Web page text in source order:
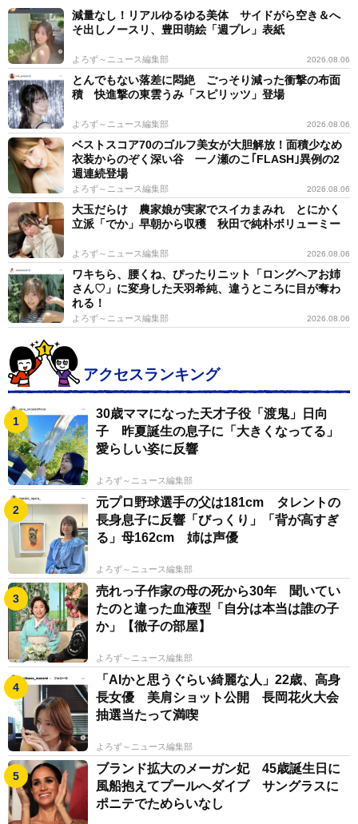
減量なし！リアルゆるゆる美体 サイドがら空き＆へ
そ出しノースリ、豊田萌絵「週プレ」表紙
よろず～ニュース編集部 2026.08.06
とんでもない落差に悶絶 ごっそり減った衝撃の布面
積 快進撃の東雲うみ「スピリッツ」登場
よろず～ニュース編集部 2026.08.06
ベストスコア70のゴルフ美女が大胆解放！面積少なめ
衣装からのぞく深い谷 一ノ瀬のこ｢FLASH｣異例の2
週連続登場
よろず～ニュース編集部 2026.08.06
大玉だらけ 農家娘が実家でスイカまみれ とにかく
立派「でか」早朝から収穫 秋田で純朴ボリューミー
よろず～ニュース編集部 2026.08.06
ワキちら、腰くね、ぴったりニット「ロングヘアお姉
さん♡」に変身した天羽希純、違うところに目が奪わ
れる！
よろず～ニュース編集部 2026.08.06
アクセスランキング
30歳ママになった天才子役「渡鬼」日向
子 昨夏誕生の息子に「大きくなってる」
愛らしい姿に反響
よろず～ニュース編集部
元プロ野球選手の父は181cm タレントの
長身息子に反響「びっくり」「背が高すぎ
る」母162cm 姉は声優
よろず～ニュース編集部
売れっ子作家の母の死から30年 聞いてい
たのと違った血液型「自分は本当は誰の子
か」【徹子の部屋】
よろず～ニュース編集部
「AIかと思うぐらい綺麗な人」22歳、高身
長女優 美肩ショット公開 長岡花火大会
抽選当たって満喫
よろず～ニュース編集部
ブランド拡大のメーガン妃 45歳誕生日に
風船抱えてプールへダイブ サングラスに
ポニテでためらいなし